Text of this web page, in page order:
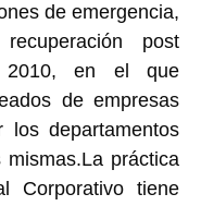
de emergencia,
post
en el que
de empresas
los departamentos
práctica
Corporativo tiene